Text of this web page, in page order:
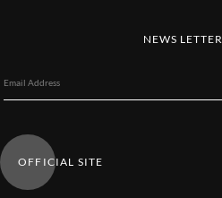
NEWS LETTER
OFFICIAL SITE